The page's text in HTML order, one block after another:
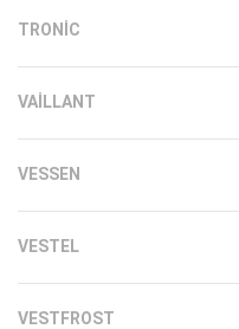
TRONIC
VAILLANT
VESSEN
VESTEL
VESTFROST